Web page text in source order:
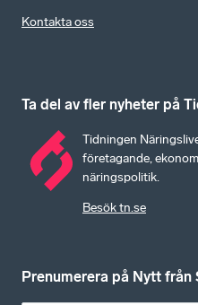
Kontakta oss
Ta del av fler nyheter på
Tidningen
företagande,
näringspolitik.
Besök tn.se
Prenumerera på Nytt från